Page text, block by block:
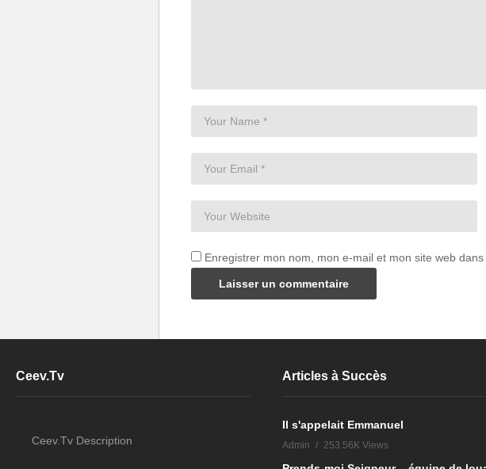
Enregistrer mon nom, mon e-mail et mon site web
Ceev.Tv
Ceev.Tv Description
Articles à Succès
Il s'appelait Emmanuel
Admin 253.56K Views